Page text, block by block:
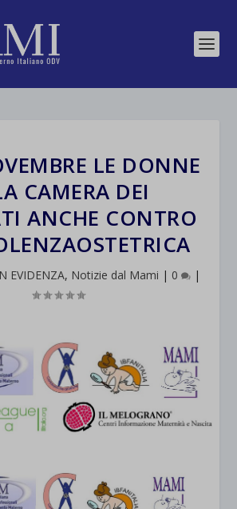
LE DONNE
CAMERA DEI
ANCHE CONTRO
EVIDENZA, Notizie dal Mami | 0 |